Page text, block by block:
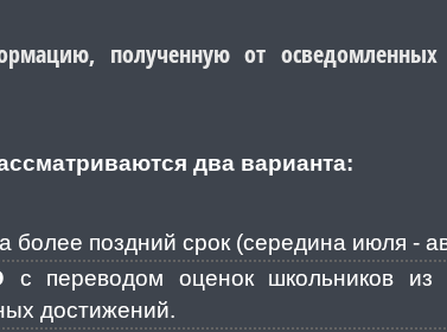
полученную от
два варианта:
более поздний срок (середина июля -
с переводом оценок школьников из
достижений.